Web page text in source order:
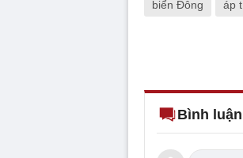
Bình luận